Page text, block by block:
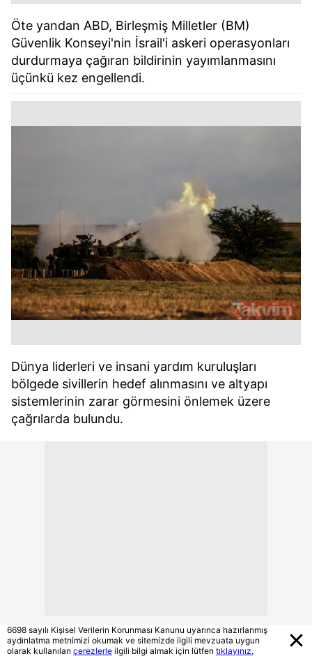
Öte yandan ABD, Birleşmiş Milletler (BM)
Güvenlik Konseyi'nin İsrail'i askeri operasyonları
durdurmaya çağıran bildirinin yayımlanmasını
üçünkü kez engellendi.
Dünya liderleri ve insani yardım kuruluşları
bölgede sivillerin hedef alınmasını ve altyapı
sistemlerinin zarar görmesini önlemek üzere
çağrılarda bulundu.
6698 sayılı Kişisel Verilerin Korunması Kanunu uyarınca hazırlanmış
aydınlatma metnimizi okumak ve sitemizde ilgili mevzuata uygun
olarak kullanılan çerezlerle ilgili bilgi almak için lütfen tıklayınız.